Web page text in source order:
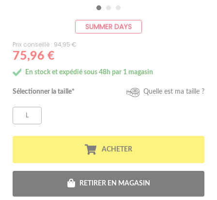
SUMMER DAYS
Prix conseillé : 94,95 €
75,96 €
En stock et expédié sous 48h par 1 magasin
Sélectionner la taille* Quelle est ma taille ?
L
ACHETER
RETIRER EN MAGASIN